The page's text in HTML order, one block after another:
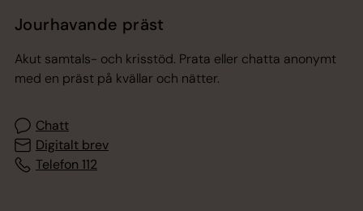
Jourhavande präst
Akut samtals- och krisstöd. Prata eller chatta anonymt
med en präst på kvällar och nätter.
Chatt
Digitalt brev
Telefon 112